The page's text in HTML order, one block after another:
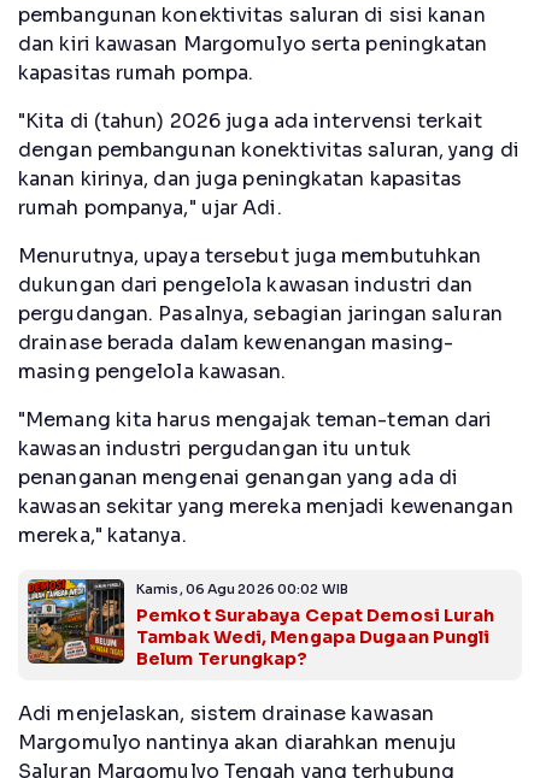
pembangunan konektivitas saluran di sisi kanan
dan kiri kawasan Margomulyo serta peningkatan
kapasitas rumah pompa.
"Kita di (tahun) 2026 juga ada intervensi terkait
dengan pembangunan konektivitas saluran, yang di
kanan kirinya, dan juga peningkatan kapasitas
rumah pompanya," ujar Adi.
Menurutnya, upaya tersebut juga membutuhkan
dukungan dari pengelola kawasan industri dan
pergudangan. Pasalnya, sebagian jaringan saluran
drainase berada dalam kewenangan masing-
masing pengelola kawasan.
"Memang kita harus mengajak teman-teman dari
kawasan industri pergudangan itu untuk
penanganan mengenai genangan yang ada di
kawasan sekitar yang mereka menjadi kewenangan
mereka," katanya.
Kamis, 06 Agu 2026 00:02 WIB
Pemkot Surabaya Cepat Demosi Lurah
Tambak Wedi, Mengapa Dugaan Pungli
Belum Terungkap?
Adi menjelaskan, sistem drainase kawasan
Margomulyo nantinya akan diarahkan menuju
Saluran Margomulyo Tengah yang terhubung